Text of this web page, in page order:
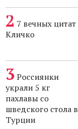
7 вечных цитат
Кличко
Россиянки
украли 5 кг
пахлавы со
шведского стола в
Турции